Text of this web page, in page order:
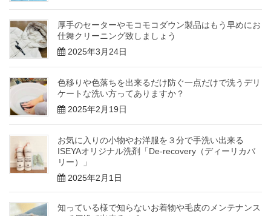
厚手のセーターやモコモコダウン製品はもう早めにお
仕舞クリーニング致しましょう
2025年3月24日
色移りや色落ちを出来るだけ防ぐ一点だけで洗うデリ
ケートな洗い方ってありますか？
2025年2月19日
お気に入りの小物やお洋服を３分で手洗い出来る
ISEYAオリジナル洗剤「De-recovery（ディーリカバ
リー）」
2025年2月1日
知っている様で知らないお着物や毛皮のメンテナンス